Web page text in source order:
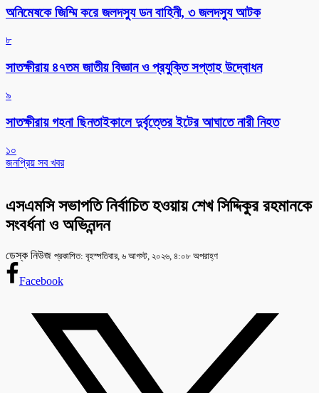
অনিমেষকে জিম্মি করে জলদস্যু ডন বাহিনী, ৩ জলদস্যু আটক
৮
সাতক্ষীরায় ৪৭তম জাতীয় বিজ্ঞান ও প্রযুক্তি সপ্তাহ উদ্বোধন
৯
সাতক্ষীরায় গহনা ছিনতাইকালে দুর্বৃত্তের ইটের আঘাতে নারী নিহত
১০
জনপ্রিয় সব খবর
এসএমসি সভাপতি নির্বাচিত হওয়ায় শেখ সিদ্দিকুর রহমানকে
সংবর্ধনা ও অভিনন্দন
ডেস্ক নিউজ প্রকাশিত: বৃহস্পতিবার, ৬ আগস্ট, ২০২৬, ৪:০৮ অপরাহ্ণ
Facebook